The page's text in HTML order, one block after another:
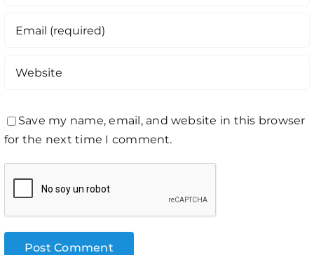
Save my name, email, and website in this browser
for the next time I comment.